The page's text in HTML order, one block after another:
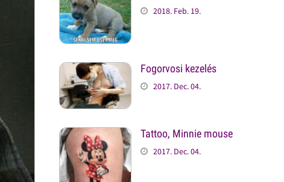
2018. Feb. 19.
Fogorvosi kezelés
2017. Dec. 04.
Tattoo, Minnie mouse
2017. Dec. 04.